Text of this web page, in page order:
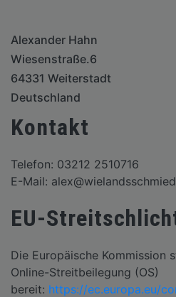
Alexander Hahn
Wiesenstraße.6
64331 Weiterstadt
Deutschland
Kontakt
Telefon: 03212 2510716
E-Mail:
EU-
Die Europäische Kommission
Online-Streitbeilegung (OS)
bereit: https://ec.europa.eu/